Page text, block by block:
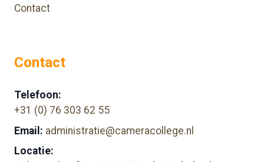
Contact
Contact
Telefoon:
+31 (0) 76 303 62 55
Email: administratie@cameracollege.nl
Locatie: